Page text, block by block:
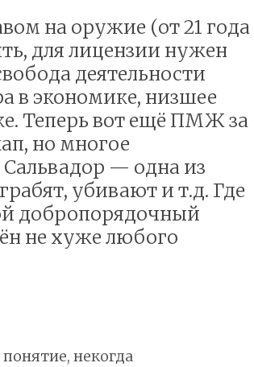
на оружие (от 21 года
для лицензии нужен
деятельности
в экономике, низшее
Теперь вот ещё ПМЖ за
но многое
— одна из
убивают и т.д. Где
добропорядочный
не хуже любого
некогда